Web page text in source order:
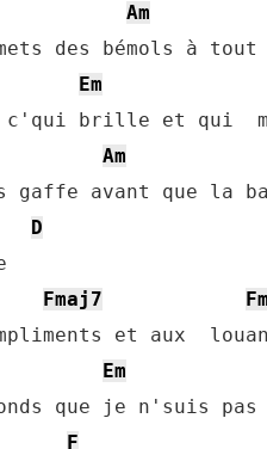
Am
des bémols à tout
Em
c'qui brille et qui
Am
gaffe avant que la
D
Fmaj7
et aux
Em
que je n'suis pas
F